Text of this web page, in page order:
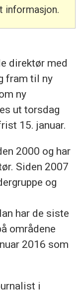
informasjon.
direktør med
fram til ny
ny
ut torsdag
15. januar.
2000 og har
Siden 2007
og
har de siste
områdene
2016 som
i